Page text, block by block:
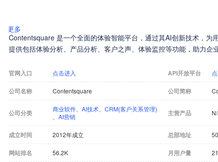
更多
Contentsquare 是一个全面的体验智能平台，通过其AI创新技术，为
提供包括体验分析、产品分析、客户之声、体验监控等功能，助力企
官网入口 点击进入 API开放平台
公司名称 Contentsquare 公司简称
公司分类 商业软件 AI技术
CRM(客户关系管理)
AI营销 主营产品
成立时间 2012年成立 总部地址
网站排名 56.2K 月用户量